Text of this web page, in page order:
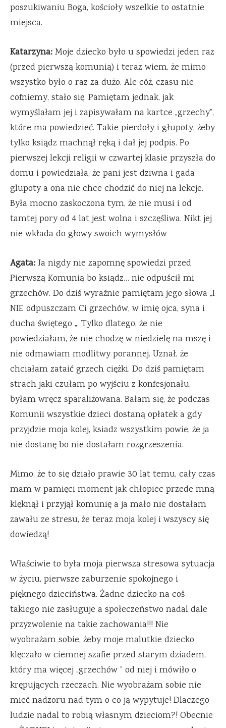
poszukiwaniu Boga, kościoły wszelkie to ostatnie
miejsca.
Katarzyna:Moje dziecko było u spowiedzi jeden raz
(przed pierwszą komunią) i teraz wiem, że mimo
wszystko było o raz za dużo. Ale cóż, czasu nie
cofniemy, stało się. Pamiętam jednak, jak
wymyślałam jej i zapisywałam na kartce „grzechy”,
które ma powiedzieć. Takie pierdoły i głupoty, żeby
tylko ksiądz machnął ręką i dał jej podpis. Po
pierwszej lekcji religii w czwartej klasie przyszła do
domu i powiedziała, że pani jest dziwna i gada
glupoty a ona nie chce chodzić do niej na lekcje.
Była mocno zaskoczona tym, że nie musi i od
tamtej pory od 4 lat jest wolna i szczęśliwa. Nikt jej
nie wkłada do głowy swoich wymysłów
Agata:Ja nigdy nie zapomnę spowiedzi przed
Pierwszą Komunią bo ksiądz… nie odpuścił mi
grzechów. Do dziś wyraźnie pamiętam jego słowa „I
NIE odpuszczam Ci grzechów, w imię ojca, syna i
ducha świętego „. Tylko dlatego, że nie
powiedziałam, że nie chodzę w niedzielę na mszę i
nie odmawiam modlitwy porannej. Uznał, że
chciałam zataić grzech ciężki. Do dziś pamiętam
strach jaki czułam po wyjściu z konfesjonału,
byłam wręcz sparaliżowana. Bałam się, że podczas
Komunii wszystkie dzieci dostaną opłatek a gdy
przyjdzie moja kolej, ksiadz wszystkim powie, że ja
nie dostanę bo nie dostałam rozgrzeszenia.
Mimo, że to się działo prawie 30 lat temu, cały czas
mam w pamięci moment jak chłopiec przede mną
klęknął i przyjął komunię a ja mało nie dostałam
zawału ze stresu, że teraz moja kolej i wszyscy się
dowiedzą!
Właściwie to była moja pierwsza stresowa sytuacja
w życiu, pierwsze zaburzenie spokojnego i
pięknego dzieciństwa. Żadne dziecko na coś
takiego nie zasługuje a społeczeństwo nadal dale
przyzwolenie na takie zachowania!!! Nie
wyobrażam sobie, żeby moje malutkie dziecko
klęczało w ciemnej szafie przed starym dziadem,
który ma więcej „grzechów ” od niej i mówiło o
krępujących rzeczach. Nie wyobrażam sobie nie
mieć nadzoru nad tym o co ją wypytuje! Dlaczego
ludzie nadal to robią własnym dzieciom?! Obecnie